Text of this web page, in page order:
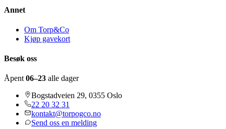
Annet
Om Torp&Co
Kjøp gavekort
Besøk oss
Åpent06–23 alle dager
Bogstadveien 29, 0355 Oslo
22 20 32 31
kontakt@torpogco.no
Send oss en melding